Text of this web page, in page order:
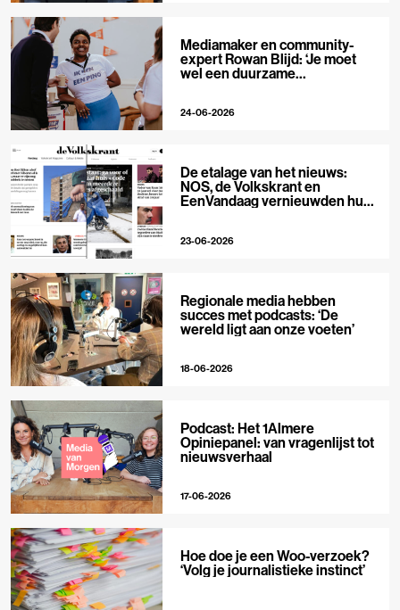
Mediamaker en community-
expert Rowan Blijd: ‘Je moet
wel een duurzame
24-06-2026
De etalage van het nieuws:
NOS, de Volkskrant en
EenVandaag vernieuwden hun
23-06-2026
Regionale media hebben
succes met podcasts: ‘De
wereld ligt aan onze voeten’
18-06-2026
Podcast: Het 1Almere
Opiniepanel: van vragenlijst tot
nieuwsverhaal
17-06-2026
Hoe doe je een Woo-verzoek?
‘Volg je journalistieke instinct’